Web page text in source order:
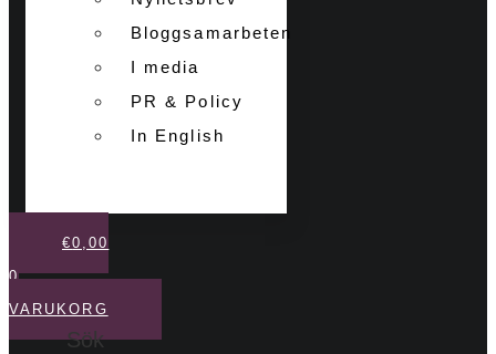
Bloggsamarbeten
I media
PR & Policy
In English
€0,00
0
VARUKORG
Sök